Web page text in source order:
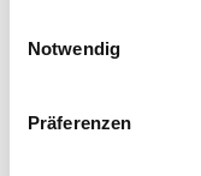
Notwendig
Präferenzen
„Me-Too“-